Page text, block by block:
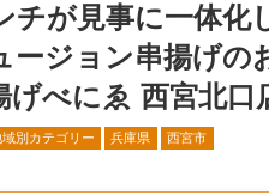
チが見事に一体化
ージョン串揚げの
げべにゑ 西宮北口
域別カテゴリー 兵庫県 西宮市